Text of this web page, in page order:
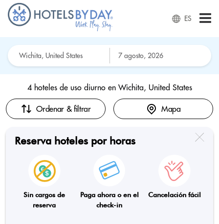
ES
4 hoteles de uso diurno en Wichita, United States
Ordenar & filtrar Mapa
Reserva hoteles por horas
Sin cargos de
reserva
Paga ahora o en el
check-in
Cancelación fácil